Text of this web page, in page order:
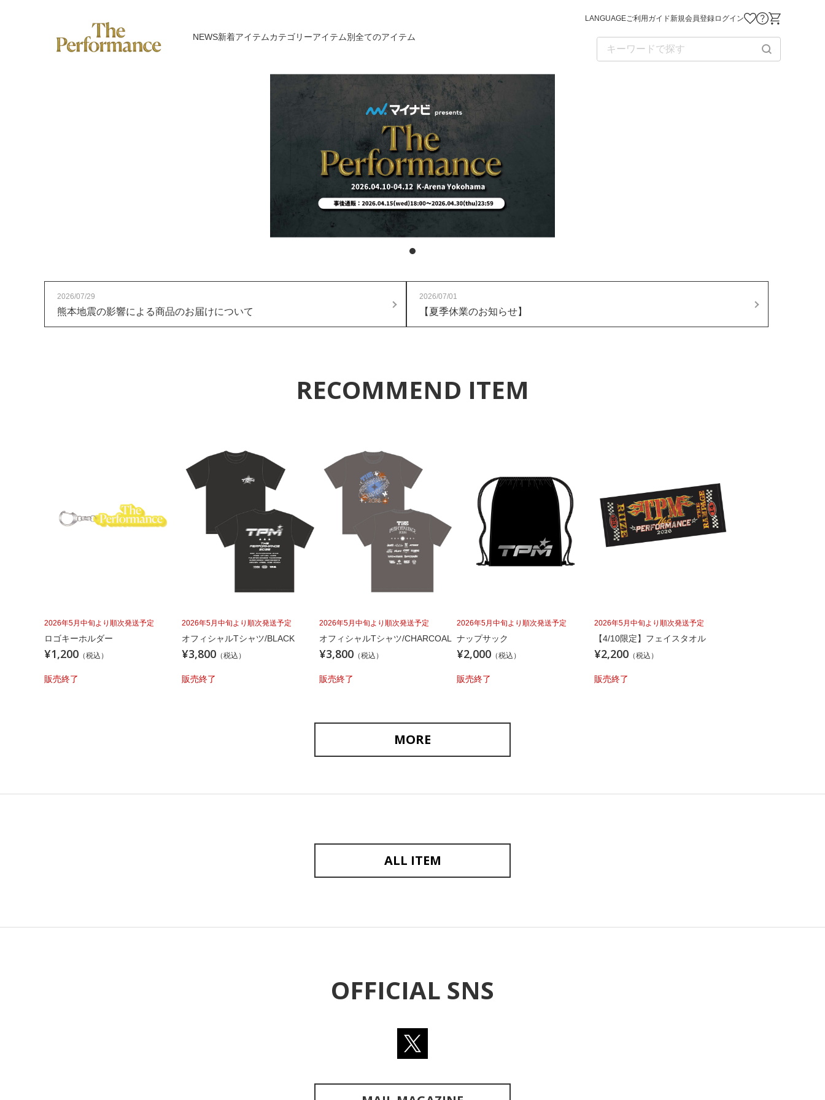
NEWS新着アイテムカテゴリーアイテム別全てのアイテム
LANGUAGEご利用ガイド新規会員登録ログイン お気に入り商品
お問い合わせ
2026/07/29
熊本地震の影響による商品のお届けについて
2026/07/01
【夏季休業のお知らせ】
RECOMMEND ITEM
2026年5月中旬より順次発送予定
ロゴキーホルダー
¥1,200 （税込）
販売終了
2026年5月中旬より順次発送予定
オフィシャルTシャツ/BLACK
¥3,800 （税込）
販売終了
2026年5月中旬より順次発送予定
オフィシャルTシャツ/CHARCOAL
¥3,800 （税込）
販売終了
2026年5月中旬より順次発送予定
ナップサック
¥2,000 （税込）
販売終了
2026年5月中旬より順次発送予定
【4/10限定】フェイスタオル
¥2,200 （税込）
販売終了
MORE
ALL ITEM
OFFICIAL SNS